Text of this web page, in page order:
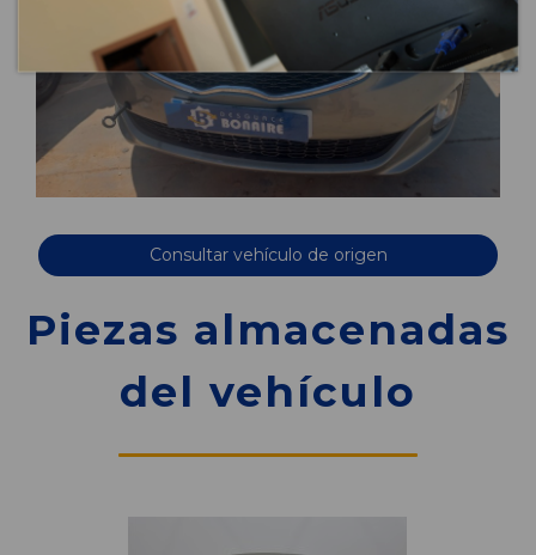
Consultar vehículo de origen
Piezas almacenadas
del vehículo